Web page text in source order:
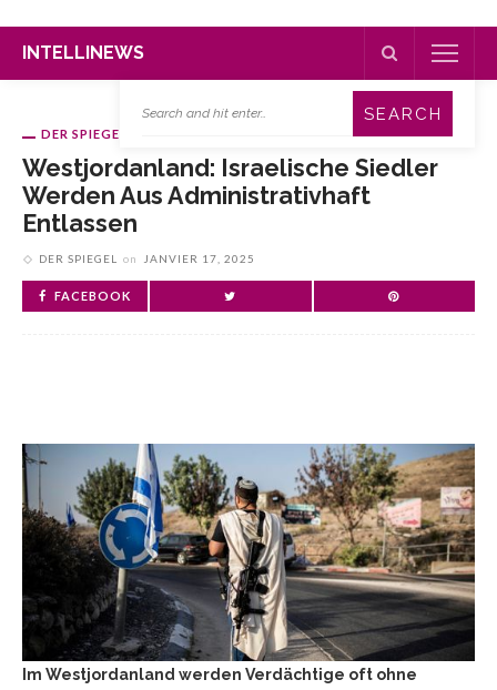
INTELLINEWS
DER SPIEGEL
Westjordanland: Israelische Siedler
Werden Aus Administrativhaft
Entlassen
DER SPIEGEL on JANVIER 17, 2025
FACEBOOK
Im Westjordanland werden Verdächtige oft ohne